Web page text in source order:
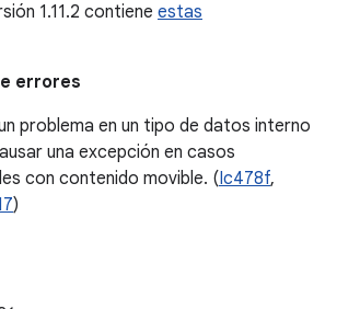
1.11.2 contiene estas
errores
problema en un tipo de datos interno
una excepción en casos
con contenido movible. (Ic478f,
)